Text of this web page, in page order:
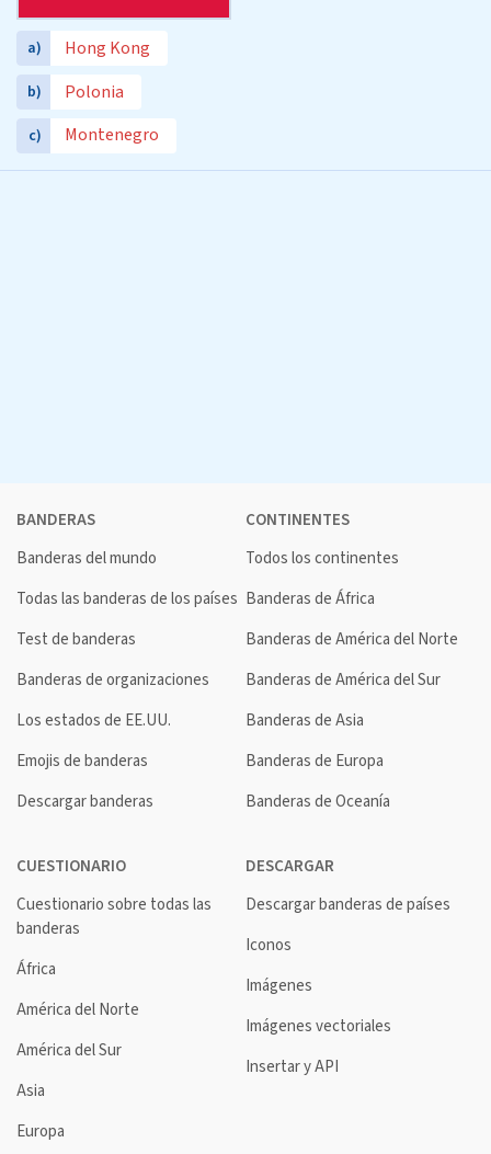
a) Hong Kong
b) Polonia
c) Montenegro
BANDERAS
Banderas del mundo
Todas las banderas de los países
Test de banderas
Banderas de organizaciones
Los estados de EE.UU.
Emojis de banderas
Descargar banderas
CONTINENTES
Todos los continentes
Banderas de África
Banderas de América del Norte
Banderas de América del Sur
Banderas de Asia
Banderas de Europa
Banderas de Oceanía
CUESTIONARIO
Cuestionario sobre todas las
banderas
África
América del Norte
América del Sur
Asia
Europa
DESCARGAR
Descargar banderas de países
Iconos
Imágenes
Imágenes vectoriales
Insertar y API